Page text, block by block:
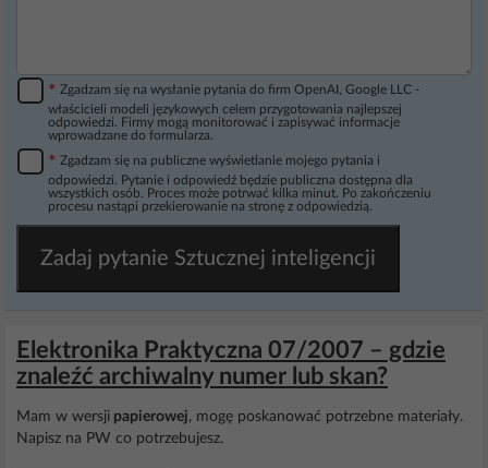
* Zgadzam się na wysłanie pytania do firm OpenAI, Google LLC -
właścicieli modeli językowych celem przygotowania najlepszej
odpowiedzi. Firmy mogą monitorować i zapisywać informacje
wprowadzane do formularza.
* Zgadzam się na publiczne wyświetlanie mojego pytania i
odpowiedzi. Pytanie i odpowiedź będzie publiczna dostępna dla
wszystkich osób. Proces może potrwać kilka minut. Po zakończeniu
procesu nastąpi przekierowanie na stronę z odpowiedzią.
Zadaj pytanie Sztucznej inteligencji
Elektronika Praktyczna 07/2007 – gdzie
znaleźć archiwalny numer lub skan?
Mam w wersji papierowej, mogę poskanować potrzebne materiały.
Napisz na PW co potrzebujesz.